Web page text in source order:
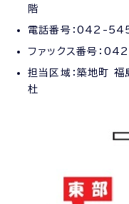
階
電話番号：042-
ファックス番号：
担当区域：築地町
杜